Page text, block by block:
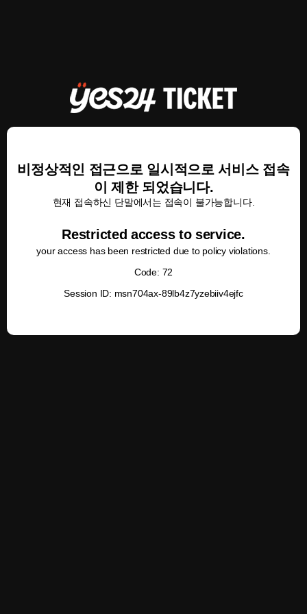
비정상적인 접근으로 일시적으로 서비스 접속
이 제한 되었습니다.
현재 접속하신 단말에서는 접속이 불가능합니다.
Restricted access to service.
your access has been restricted due to policy violations.
Code: 72
Session ID: msn704ax-89lb4z7yzebiiv4ejfc